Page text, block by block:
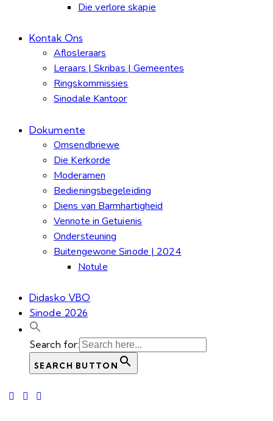
Die verlore skapie
Kontak Ons
Aflosleraars
Leraars | Skribas | Gemeentes
Ringskommissies
Sinodale Kantoor
Dokumente
Omsendbriewe
Die Kerkorde
Moderamen
Bedieningsbegeleiding
Diens van Barmhartigheid
Vennote in Getuienis
Ondersteuning
Buitengewone Sinode | 2024
Notule
Didasko VBO
Sinode 2026
Search for:
SEARCH BUTTON